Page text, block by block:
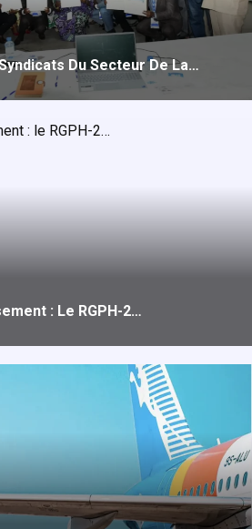
Du Secteur De La…
: Le RGPH-2…